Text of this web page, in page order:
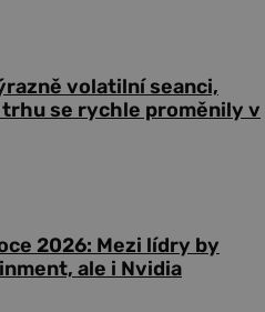
volatilní seanci,
se rychle proměnily v
2026: Mezi lídry by
ale i Nvidia